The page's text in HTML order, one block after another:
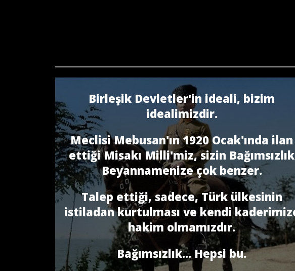
Birleşik Devletler'in ideali, bizim
idealimizdir.
Meclisi Mebusan'ın 1920 Ocak'ında ilan
ettiği Misakı Milli'miz, sizin Bağımsızlık
Beyannamenize çok benzer.
Talep ettiği, sadece, Türk ülkesinin
istiladan kurtulması ve kendi
hakim olmamızdır.
Bağımsızlık... Hepsi bu.